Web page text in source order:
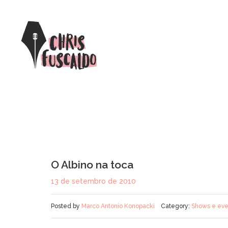
O Albino na toca
13 de setembro de 2010
Posted by Marco Antonio Konopacki Category: Shows e